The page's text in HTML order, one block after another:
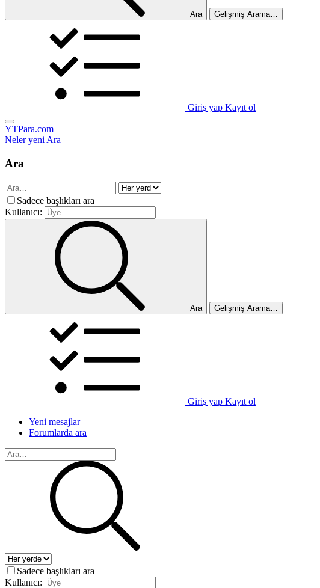
Ara Gelişmiş Arama…
Giriş yap Kayıt ol
YTPara.com
Neler yeniAra
Ara
Sadece başlıkları ara
Kullanıcı:
Ara Gelişmiş Arama…
Giriş yap Kayıt ol
Yeni mesajlar
Forumlarda ara
Sadece başlıkları ara
Kullanıcı: